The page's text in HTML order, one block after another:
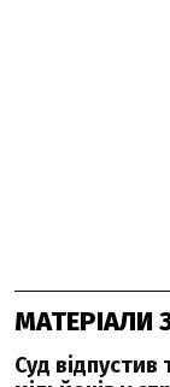
МАТЕРІАЛИ
Суд відпустив